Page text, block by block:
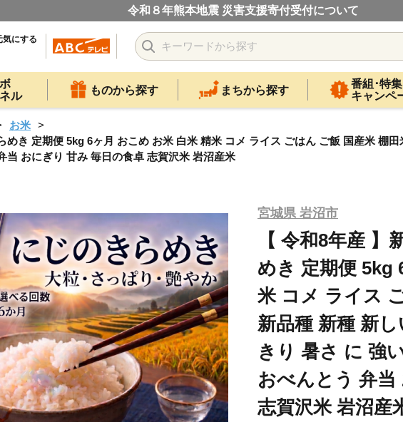
令和８年熊本地震 災害支援寄付受付について
気にする
ル
ものから探す まちから探す
番組･特集
キャンペ
お米
めき 定期便 5kg 6ヶ月 おこめ お米 白米 精米 コメ ライス ごはん ご飯 国産米 棚
当 おにぎり 甘み 毎日の食卓 志賀沢米 岩沼産米
宮城県 岩沼市
【 令和8年産 】
めき 定期便 5kg
米 コメ ライス
新品種 新種 新
きり 暑さ に 強
おべんとう 弁
志賀沢米 岩沼産